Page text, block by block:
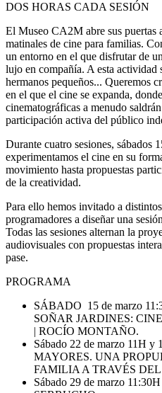
Duración
El Museo CA2M abre sus puertas
matinales de cine para familias.
un entorno en el que disfrutar de
lujo en compañía. A esta actividad
hermanos pequeños... Queremos
en el que el cine se expanda,
cinematográficas a menudo
Durante cuatro sesiones, sábados
experimentamos el cine en su
movimiento hasta propuestas
Para ello hemos invitado a
programadores a diseñar una
Todas las sesiones alternan la
audiovisuales con propuestas
SÁBADO 15 de marzo
SOÑAR JARDINES:
| ROCÍO MONTAÑO.
Sábado 22 de marzo 11H y
MAYORES. UNA
FAMILIA A TRAVÉS DEL